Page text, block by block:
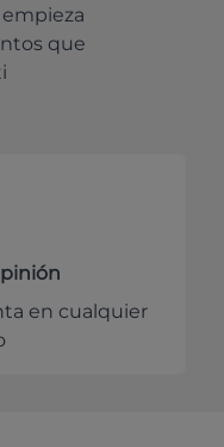
que
en cualquier